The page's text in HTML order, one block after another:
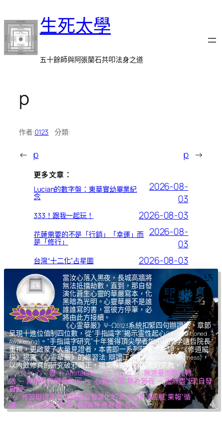
至
主
要
內
生死太學
五十餘師與阿張蘭石共叩法身之道
p
作者:0123 分類:
← p p →
更多文章：
Lucian的數字盤：東華實幼畢業紀
念
2026-08-
03
333！跟我一起玩！ 2026-08-03
花蓮需要的不是「行銷」「幸運」而
是「修行」
2026-08-
03
台灣“十二化”占星圖 2026-08-03
當汝心落入黑夜，長城高牆將
無法抵擋劫數，直到，那自發
演化蒼生心靈的華嚴寫本，化
黑暗為光明。心靈華嚴不是誰
誰誰寫的書，當彼方停筆，必
將由此方接續。
《心霊華厳》Ψ-Ω0123系統扣緊四句辦證法，章節
呈現十進位值制四位數，從“手指識字”揭示霊性起心(Unconditioned
Awakening) 。“手指識字研究”十年獲得頂尖學者如中研院李遠哲院長
重視，更啟蒙了大量見證者，本書即一系列研究之所證。《修道縱
橫》揭露《心霊華厳》的修習法: 辯證正念(Dialectical Mindfulness)，
以內斂修真的研究破邪顯正，揚棄導致核心腐敗的宗教。
Ψ – Ω ＝ 心 – 靈 ＝ Amitābhā – Amitāyus ＝ 無思量而臨光轉
依 ─ 無限量而觀音收圓 ＝ 心覺於“果”,無為無我 ─ 靈無盡“因”,自發
自圓
＝ 修習辯證正念而體驗自發演化的氣,光,我,凈四層“果報”循
環 ─ 自然如復,坤,乾,逅四象呼應無盡“善因”